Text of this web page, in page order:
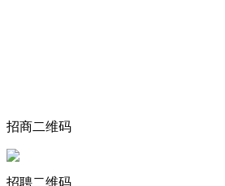
招商二维码
招聘二维码